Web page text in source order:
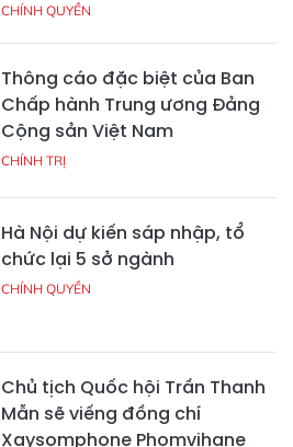
CHÍNH QUYỀN
Thông cáo đặc biệt của Ban
Chấp hành Trung ương Đảng
Cộng sản Việt Nam
CHÍNH TRỊ
Hà Nội dự kiến sáp nhập, tổ
chức lại 5 sở ngành
CHÍNH QUYỀN
Chủ tịch Quốc hội Trần Thanh
Mẫn sẽ viếng đồng chí
Xaysomphone Phomvihane